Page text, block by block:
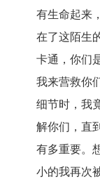
有生命起来
在了这陌生
卡通，你们
我来营救你
细节时，我
解你们，直
有多重要。
小的我再次